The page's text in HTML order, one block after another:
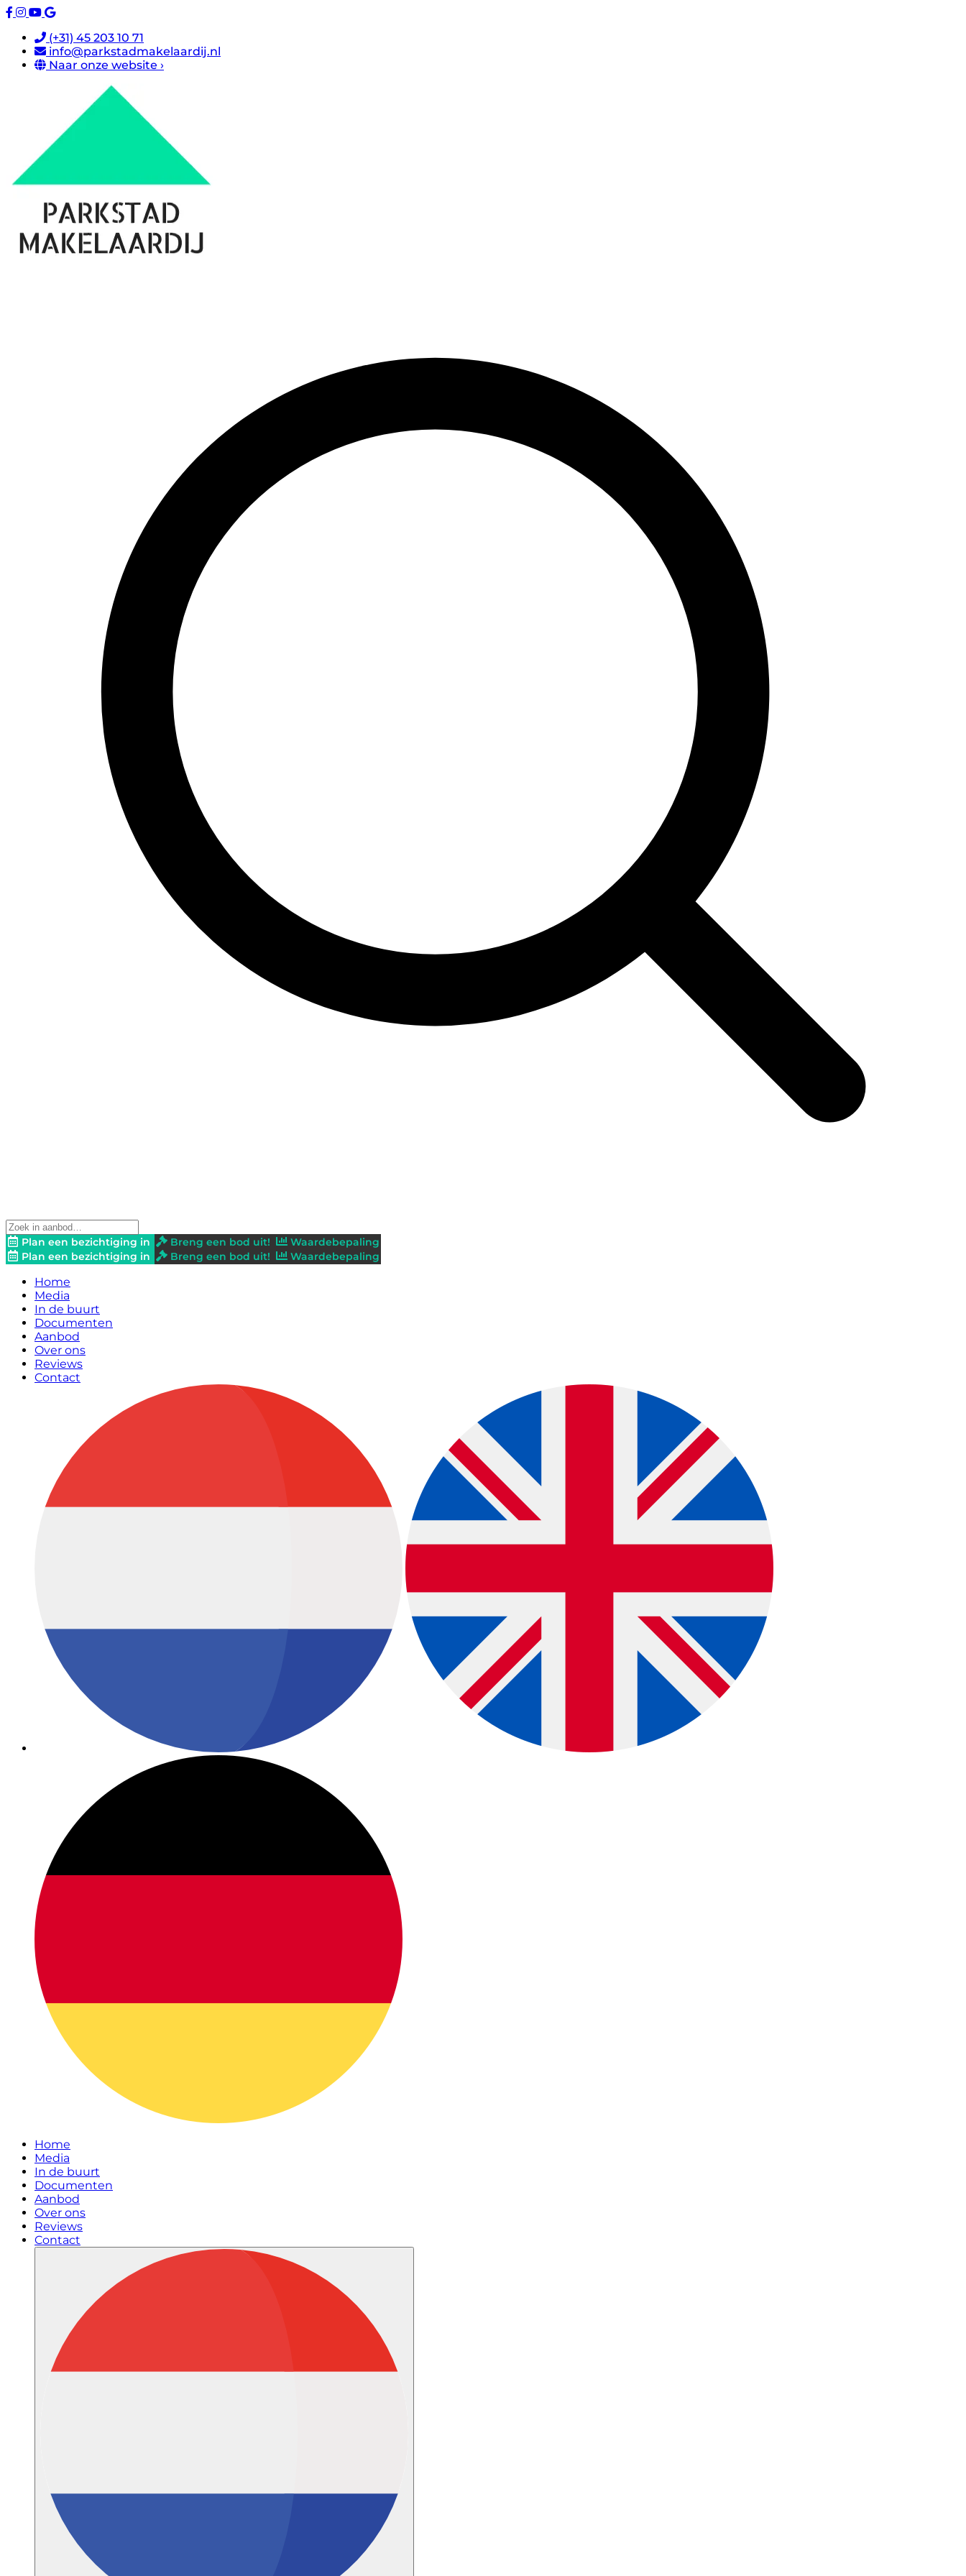
(+31) 45 203 10 71
info@parkstadmakelaardij.nl
Naar onze website ›
Plan een bezichtiging in Breng een bod uit!
Waardebepaling
Plan een bezichtiging in
Breng een bod uit! Waardebepaling
Home
Media
In de buurt
Documenten
Aanbod
Over ons
Reviews
Contact
Home
Media
In de buurt
Documenten
Aanbod
Over ons
Reviews
Contact